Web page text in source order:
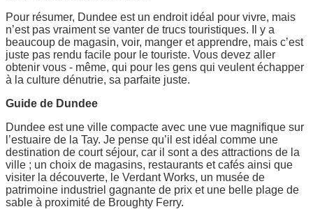
Pour résumer, Dundee est un endroit idéal pour vivre, mais
n’est pas vraiment se vanter de trucs touristiques. Il y a
beaucoup de magasin, voir, manger et apprendre, mais c’est
juste pas rendu facile pour le touriste. Vous devez aller
obtenir vous - même, qui pour les gens qui veulent échapper
à la culture dénutrie, sa parfaite juste.
Guide de Dundee
Dundee est une ville compacte avec une vue magnifique sur
l’estuaire de la Tay. Je pense qu’il est idéal comme une
destination de court séjour, car il sont a des attractions de la
ville ; un choix de magasins, restaurants et cafés ainsi que
visiter la découverte, le Verdant Works, un musée de
patrimoine industriel gagnante de prix et une belle plage de
sable à proximité de Broughty Ferry.